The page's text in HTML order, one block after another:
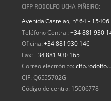
CIFP RODOLFO UCHA PIÑEIRO:
Avenida Castelao, nº 64 –
Teléfono Central: +34 881 930
Oficina: +34 881 930 146
Fax: +34 881 930 165
Correo electrónico:
CIF: Q6555702G
Código de centro: 15006778